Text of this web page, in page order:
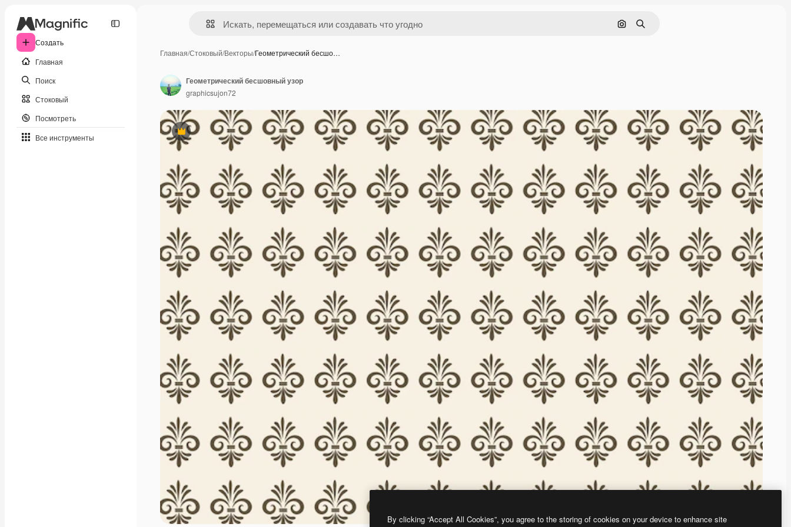
Создать
Главная
Поиск
Стоковый
Посмотреть
Все инструменты
Поиск по изображению
Поиск
Главная/Стоковый/Векторы/Геометрический бесшо…
Премиум
Геометрический бесшовный узор
graphicsujon72
By clicking “Accept All Cookies”, you agree to the storing of cookies on your device to enhance site